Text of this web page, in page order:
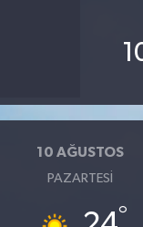
10 AĞUSTOS
PAZARTESI
°